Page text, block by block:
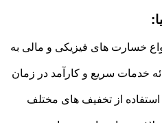
خسارت های فیزیکی و مالی به
خدمات سریع و کارآمد در زمان
استفاده از تخفیف های مختلف